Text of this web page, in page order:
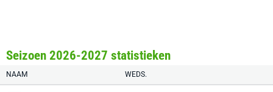
Seizoen 2026-2027 statistieken
NAAM WEDS.